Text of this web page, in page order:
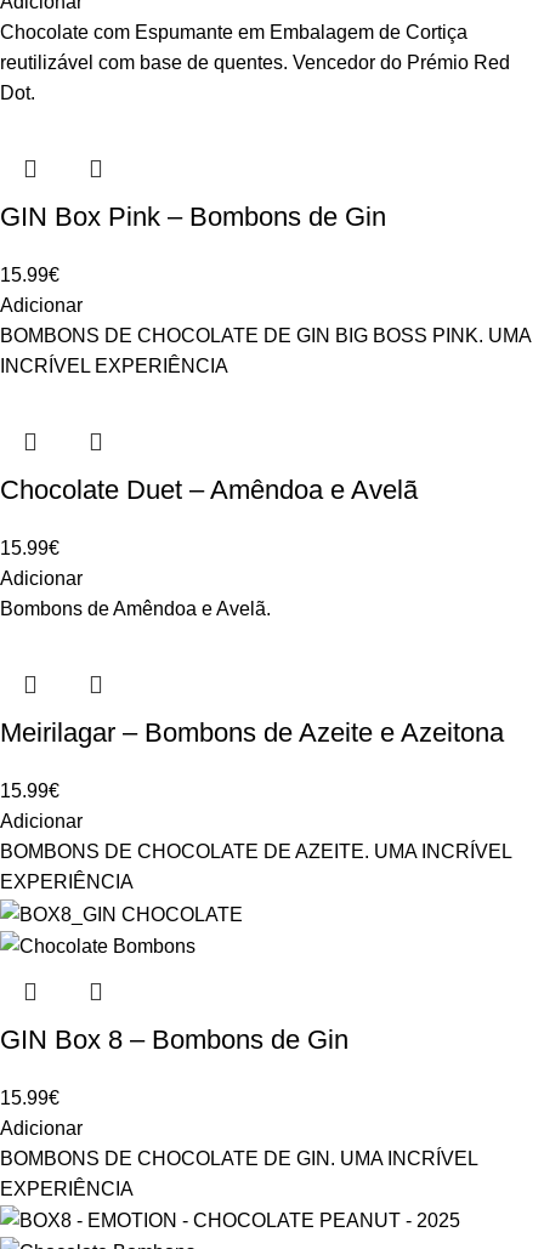
Chocolate com Espumante em Embalagem de Cortiça
reutilizável com base de quentes. Vencedor do Prémio Red
Dot.
GIN Box Pink – Bombons de Gin
15.99€
Adicionar
BOMBONS DE CHOCOLATE DE GIN BIG BOSS PINK. UMA
INCRÍVEL EXPERIÊNCIA
Chocolate Duet – Amêndoa e Avelã
15.99€
Adicionar
Bombons de Amêndoa e Avelã.
Meirilagar – Bombons de Azeite e Azeitona
15.99€
Adicionar
BOMBONS DE CHOCOLATE DE AZEITE. UMA INCRÍVEL
EXPERIÊNCIA
GIN Box 8 – Bombons de Gin
15.99€
Adicionar
BOMBONS DE CHOCOLATE DE GIN. UMA INCRÍVEL
EXPERIÊNCIA